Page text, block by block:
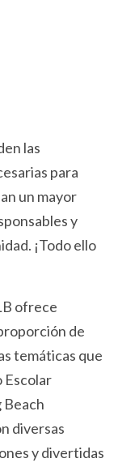
las
para
un mayor
y
¡Todo ello
ofrece
de
temáticas que
Escolar
Beach
diversas
y divertidas